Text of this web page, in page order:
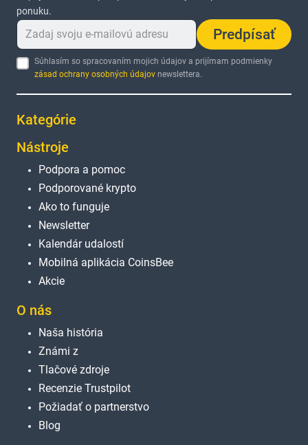
ponuku.
Predpísať
Súhlasím so spracovaním mojich údajov a prijímam podmienky
zásad ochrany osobných údajov newslettera.
Kategórie
Nástroje
Podpora a pomoc
Podporované krypto
Ako to funguje
Newsletter
Kalendár udalostí
Mobilná aplikácia CoinsBee
Akcie
O nás
Naša história
Známi z
Tlačové zdroje
Recenzie Trustpilot
Požiadať o partnerstvo
Blog